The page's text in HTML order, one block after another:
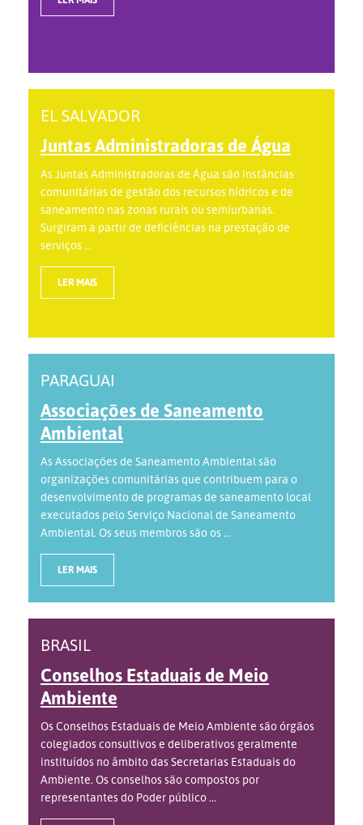
EL SALVADOR
Juntas Administradoras de Água
As Juntas Administradoras de Água são instâncias
comunitárias de gestão dos recursos hídricos e de
saneamento nas zonas rurais ou semiurbanas.
Surgiram a partir de deficiências na prestação de
serviços ...
LER MAIS
PARAGUAI
Associações de Saneamento
Ambiental
As Associações de Saneamento Ambiental são
organizações comunitárias que contribuem para o
desenvolvimento de programas de saneamento local
executados pelo Serviço Nacional de Saneamento
Ambiental. Os seus membros são os ...
LER MAIS
BRASIL
Conselhos Estaduais de Meio
Ambiente
Os Conselhos Estaduais de Meio Ambiente são órgãos
colegiados consultivos e deliberativos geralmente
instituídos no âmbito das Secretarias Estaduais do
Ambiente. Os conselhos são compostos por
representantes do Poder público ...